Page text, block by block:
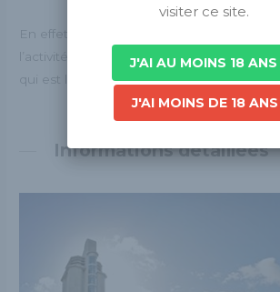
En effet, elle n’est que le prolongement de
l’activité première de la famille Rabourdin
qui est l’agriculture.
Informations détaillées
visiter ce site.
J'AI AU MOINS 18 ANS
J'AI MOINS DE 18 ANS